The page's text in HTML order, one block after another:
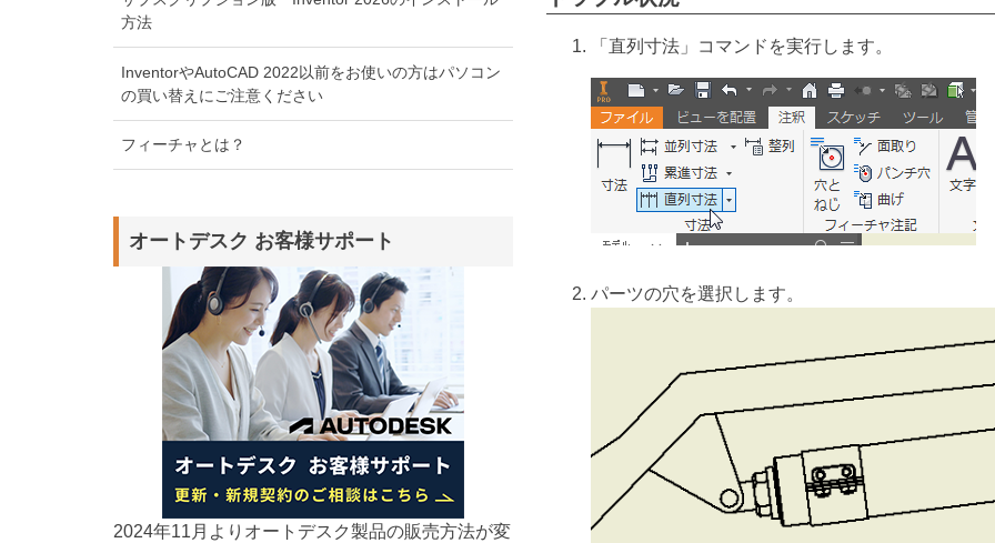
「直列寸法」コマンドを実行します。
パーツの穴を選択します。
方法
InventorやAutoCAD 2022以前をお使いの方はパソコン
の買い替えにご注意ください
フィーチャとは？
オートデスク お客様サポート
2024年11月よりオートデスク製品の販売方法が変